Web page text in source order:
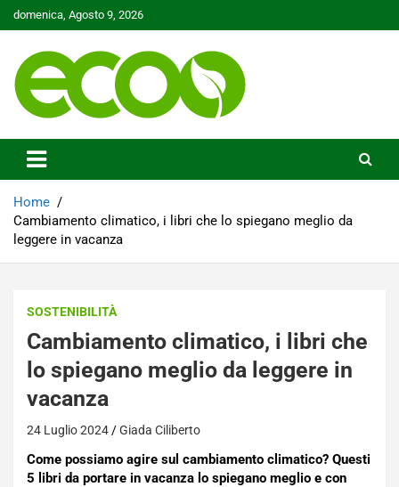
Skip
to
domenica, Agosto 9, 2026
Ecoo.it
Home
Cambiamento climatico, i libri che lo spiegano meglio da
leggere in vacanza
SOSTENIBILITÀ
Cambiamento climatico, i libri che
lo spiegano meglio da leggere in
vacanza
24 Luglio 2024 Giada Ciliberto
Come possiamo agire sul cambiamento climatico? Questi
5 libri da portare in vacanza lo spiegano meglio e con